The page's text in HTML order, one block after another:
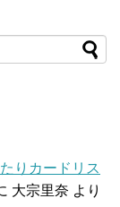
りカードリス
大宗里奈 より